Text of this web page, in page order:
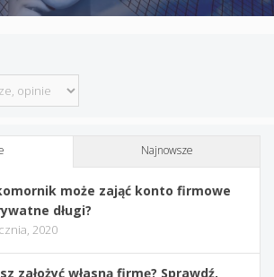
Najnowsze
może zająć konto firmowe
długi?
2020
założyć własną firmę? Sprawdź,